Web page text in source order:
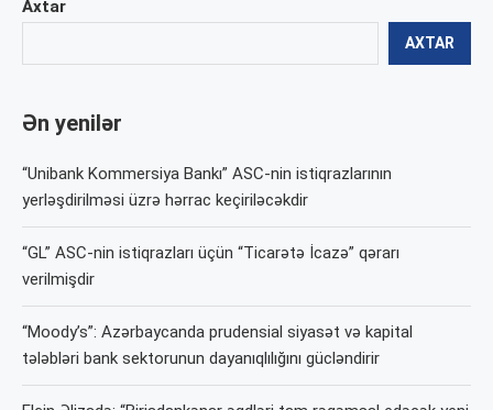
Axtar
AXTAR
Ən yenilər
“Unibank Kommersiya Bankı” ASC-nin istiqrazlarının
yerləşdirilməsi üzrə hərrac keçiriləcəkdir
“GL” ASC-nin istiqrazları üçün “Ticarətə İcazə” qərarı
verilmişdir
“Moody’s”: Azərbaycanda prudensial siyasət və kapital
tələbləri bank sektorunun dayanıqlılığını gücləndirir